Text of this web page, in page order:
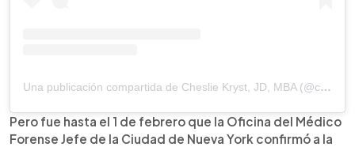
Una publicación compartida de Cheslie Kryst, JD, MBA (@chesliekryst)
Pero fue hasta el 1 de febrero que la Oficina del Médico
Forense Jefe de la Ciudad de Nueva York confirmó a la